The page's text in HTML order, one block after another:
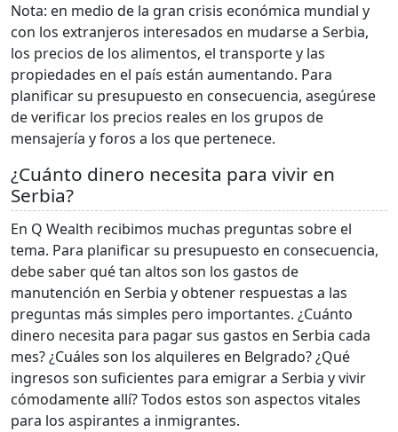
Nota: en medio de la gran crisis económica mundial y
con los extranjeros interesados en mudarse a Serbia,
los precios de los alimentos, el transporte y las
propiedades en el país están aumentando. Para
planificar su presupuesto en consecuencia, asegúrese
de verificar los precios reales en los grupos de
mensajería y foros a los que pertenece.
¿Cuánto dinero necesita para vivir en
Serbia?
En Q Wealth recibimos muchas preguntas sobre el
tema. Para planificar su presupuesto en consecuencia,
debe saber qué tan altos son los gastos de
manutención en Serbia y obtener respuestas a las
preguntas más simples pero importantes. ¿Cuánto
dinero necesita para pagar sus gastos en Serbia cada
mes? ¿Cuáles son los alquileres en Belgrado? ¿Qué
ingresos son suficientes para emigrar a Serbia y vivir
cómodamente allí? Todos estos son aspectos vitales
para los aspirantes a inmigrantes.